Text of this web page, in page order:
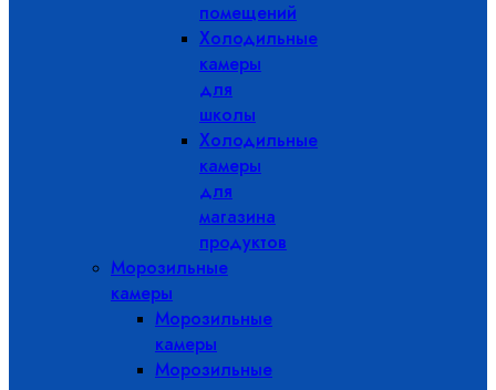
помещений
Холодильные
камеры
для
школы
Холодильные
камеры
для
магазина
продуктов
Морозильные
камеры
Морозильные
камеры
Морозильные